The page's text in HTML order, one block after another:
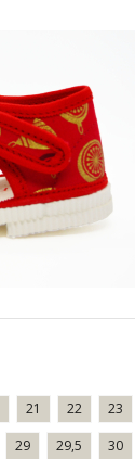
21 22
23
29 29,5
30